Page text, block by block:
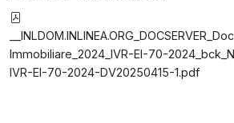
Immobiliare_2024_IVR-EI-70-
IVR-EI-70-2024-DV20250415-1.pdf